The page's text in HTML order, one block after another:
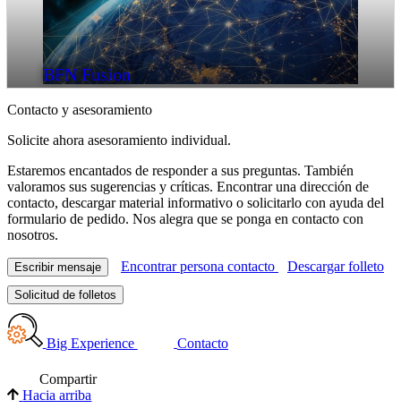
BFN Fusion
Contacto y asesoramiento
Solicite ahora asesoramiento individual.
Estaremos encantados de responder a sus preguntas. También
valoramos sus sugerencias y críticas. Encontrar una dirección de
contacto, descargar material informativo o solicitarlo con ayuda del
formulario de pedido. Nos alegra que se ponga en contacto con
nosotros.
Escribir mensaje Encontrar persona contacto Descargar folleto
Solicitud de folletos
Big Experience Contacto
Compartir
Hacia arriba